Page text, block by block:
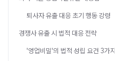
퇴사자 유출 대응 초기 행동 강령
경쟁사 유출 시 법적 대응 전략
'영업비밀'의 법적 성립 요건 3가지